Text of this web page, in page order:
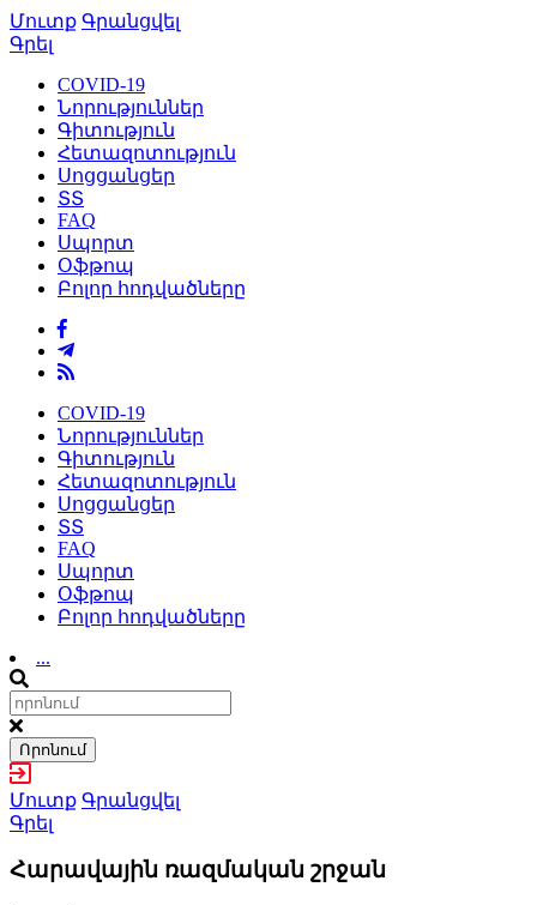
Մուտք Գրանցվել
Գրել
COVID-19
Նորություններ
Գիտություն
Հետազոտություն
Սոցցանցեր
ՏՏ
FAQ
Սպորտ
Օֆթոպ
Բոլոր հոդվածները
COVID-19
Նորություններ
Գիտություն
Հետազոտություն
Սոցցանցեր
ՏՏ
FAQ
Սպորտ
Օֆթոպ
Բոլոր հոդվածները
...
Որոնում
Մուտք Գրանցվել
Գրել
Հարավային ռազմական շրջան